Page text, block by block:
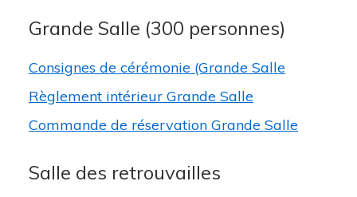
Grande Salle (300 personnes)
Consignes de cérémonie (Grande Salle
Règlement intérieur Grande Salle
Commande de réservation Grande Salle
Salle des retrouvailles